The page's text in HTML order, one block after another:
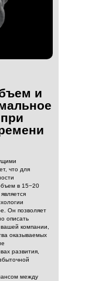
что для
в 15−20
Он позволяет
описать
компании,
оказываемых
развития,
между
и